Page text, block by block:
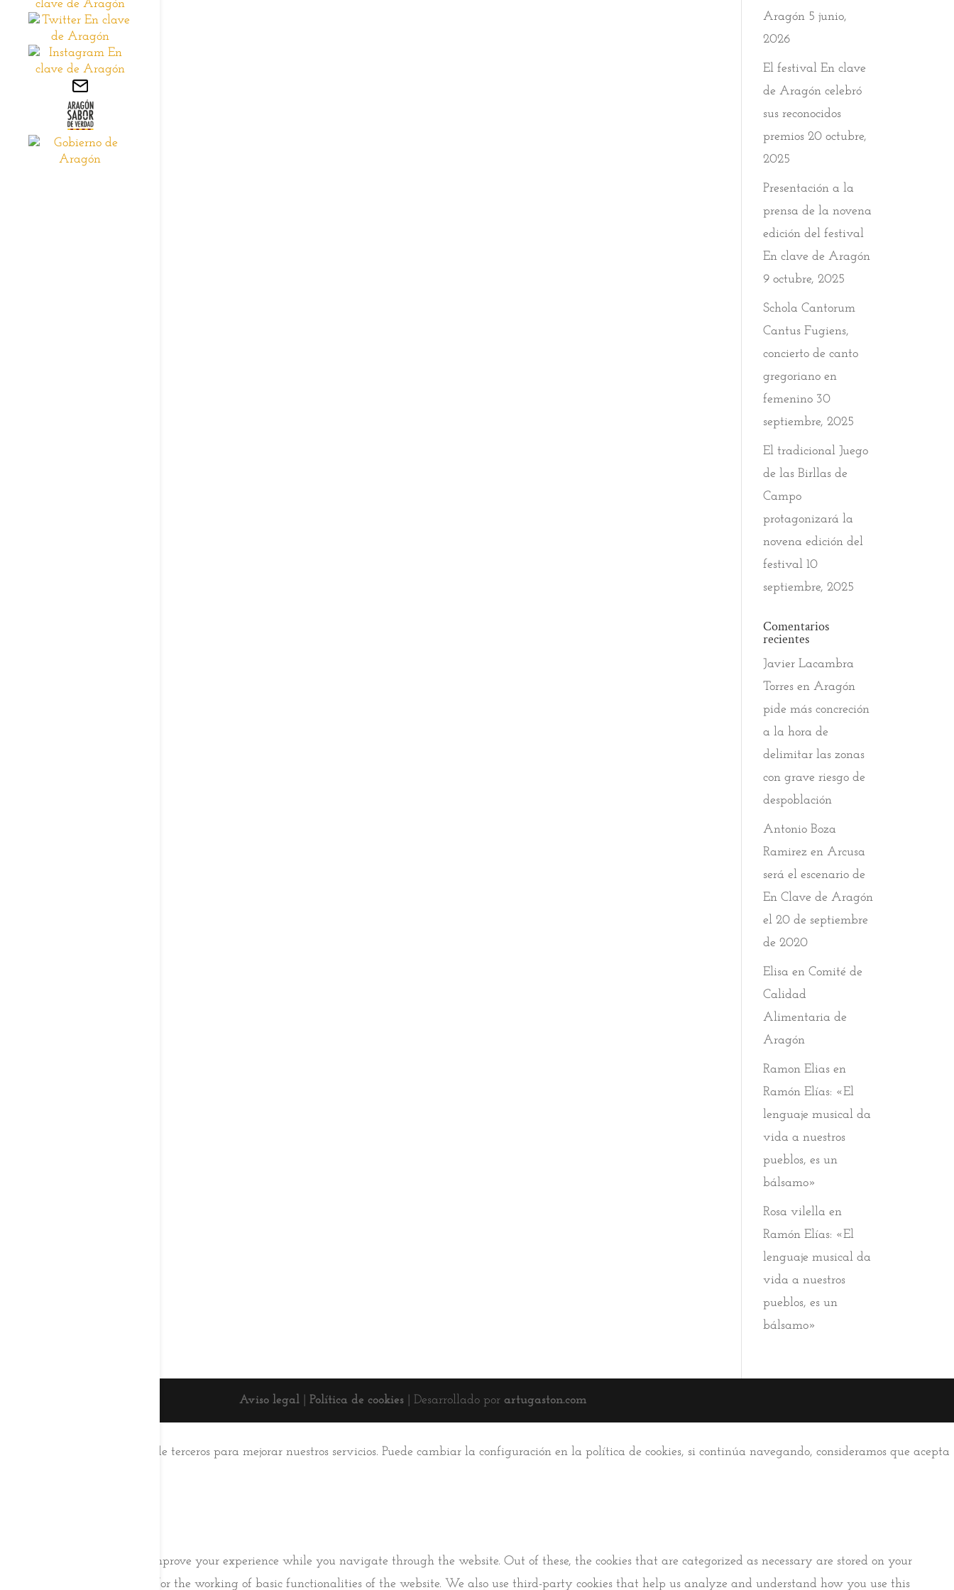
Aragón 5 junio,
2026
El festival En clave
de Aragón celebró
sus reconocidos
premios 20 octubre,
2025
Presentación a la
prensa de la novena
edición del festival
En clave de Aragón
9 octubre, 2025
Schola Cantorum
Cantus Fugiens,
concierto de canto
gregoriano en
femenino 30
septiembre, 2025
El tradicional Juego
de las Birllas de
Campo
protagonizará la
novena edición del
festival 10
septiembre, 2025
Comentarios
recientes
Javier Lacambra
Torres enAragón
pide más concreción
a la hora de
delimitar las zonas
con grave riesgo de
despoblación
Antonio Boza
Ramirez enArcusa
será el escenario de
En Clave de Aragón
el 20 de septiembre
de 2020
Elisa enComité de
Calidad
Alimentaria de
Aragón
Ramon Elias en
Ramón Elías: «El
lenguaje musical da
vida a nuestros
pueblos, es un
bálsamo»
Rosa vilella en
Ramón Elías: «El
lenguaje musical da
vida a nuestros
pueblos, es un
bálsamo»
Aviso legal| Política de cookies| Desarrollado por artugaston.com
Utilizamos cookies propias y de terceros para mejorar nuestros servicios. Puede cambiar la configuración en la política de cookies, si continúa navegando, consideramos que acepta
This website uses cookies to improve your experience while you navigate through the website. Out of these, the cookies that are categorized as necessary are stored on your
browser as they are essential for the working of basic functionalities of the website. We also use third-party cookies that help us analyze and understand how you use this